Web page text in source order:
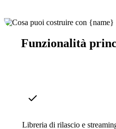
Funzionalità
Libreria di rilascio e